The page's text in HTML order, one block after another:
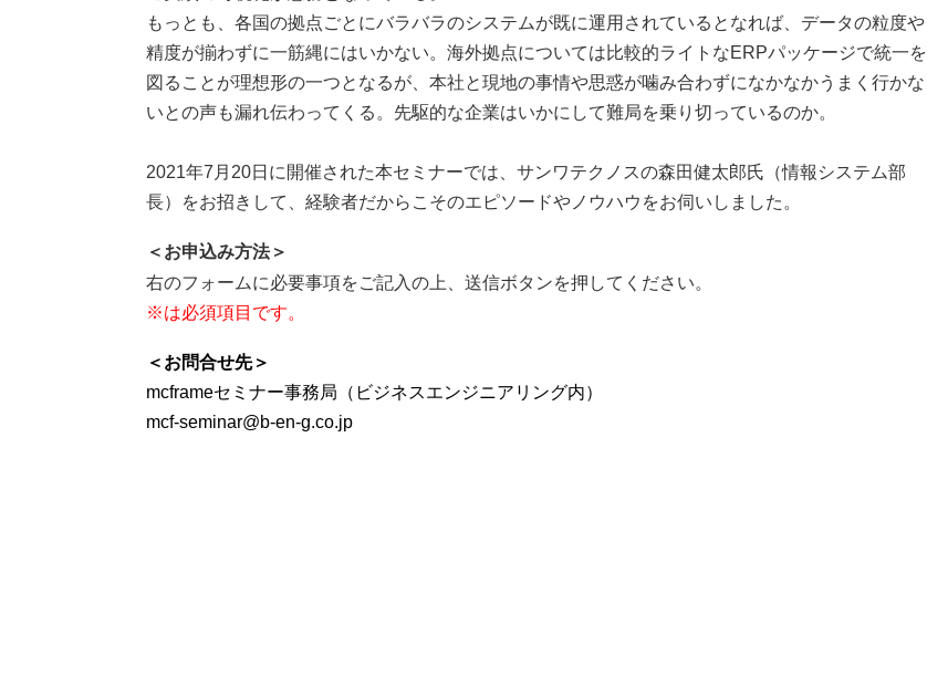
もっとも、各国の拠点ごとにバラバラのシステムが既に運用されているとなれば、データの粒度や
精度が揃わずに一筋縄にはいかない。海外拠点については比較的ライトなERPパッケージで統一を
図ることが理想形の一つとなるが、本社と現地の事情や思惑が噛み合わずになかなかうまく行かな
いとの声も漏れ伝わってくる。先駆的な企業はいかにして難局を乗り切っているのか。
2021年7月20日に開催された本セミナーでは、サンワテクノスの森田健太郎氏（情報システム部
長）をお招きして、経験者だからこそのエピソードやノウハウをお伺いしました。
＜お申込み方法＞
右のフォームに必要事項をご記入の上、送信ボタンを押してください。
※は必須項目です。
＜お問合せ先＞
mcframeセミナー事務局（ビジネスエンジニアリング内）
mcf-seminar@b-en-g.co.jp